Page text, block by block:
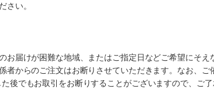
さい。
届けが困難な地域、またはご指定日などご希望にそえ
からのご注文はお断りさせていただきます。なお、ご
でもお取引をお断りすることがございますので、ご了